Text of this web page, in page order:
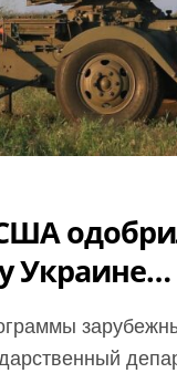
Украине
для